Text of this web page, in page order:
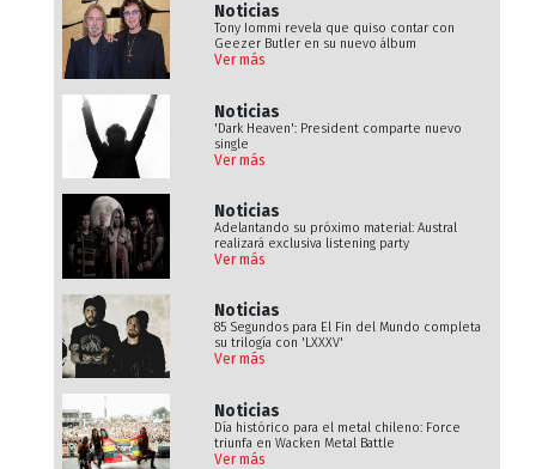
Noticias
Tony Iommi revela que quiso contar con
Geezer Butler en su nuevo álbum
Ver más
Noticias
'Dark Heaven': President comparte nuevo
single
Ver más
Noticias
Adelantando su próximo material: Austral
realizará exclusiva listening party
Ver más
Noticias
85 Segundos para El Fin del Mundo completa
su trilogía con 'LXXXV'
Ver más
Noticias
Día histórico para el metal chileno: Force
triunfa en Wacken Metal Battle
Ver más